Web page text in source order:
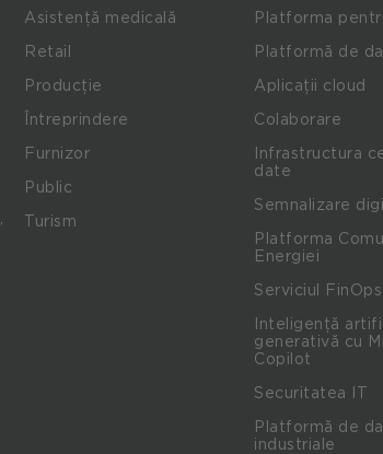
Asistență medicală
Retail
Producție
Întreprindere
Furnizor
Public
Turism
Platforma
Platformă de
Aplicații cloud
Colaborare
Infrastructura
date
Semnalizare
Platforma
Energiei
Serviciul FinOps
Inteligență
generativă cu
Copilot
Securitatea IT
Platformă de
industriale